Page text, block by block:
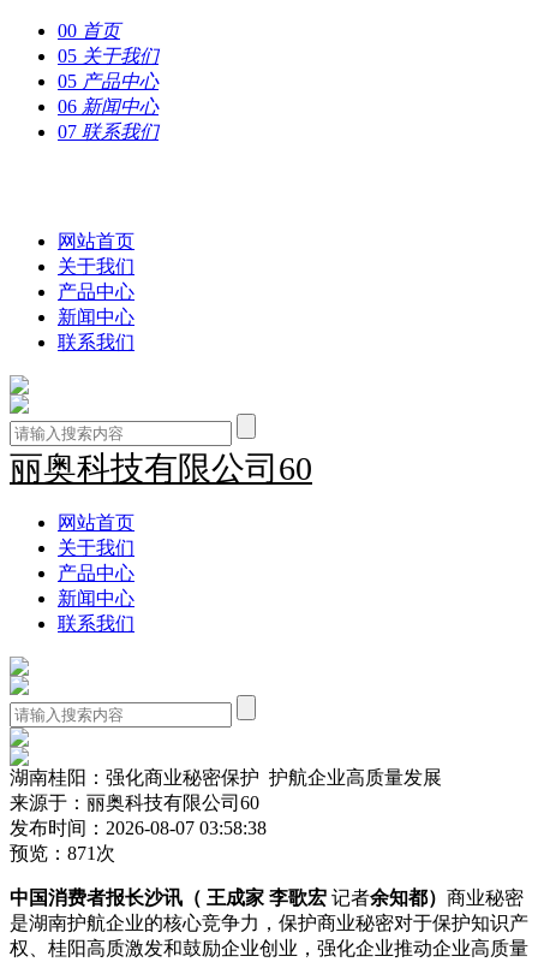
00 首页
05 关于我们
05 产品中心
06 新闻中心
07 联系我们
网站首页
关于我们
产品中心
新闻中心
联系我们
丽奥科技有限公司60
网站首页
关于我们
产品中心
新闻中心
联系我们
湖南桂阳：强化商业秘密保护 护航企业高质量发展
来源于：丽奥科技有限公司60
发布时间：2026-08-07 03:58:38
预览：871次
中国消费者报长沙讯（ 王成家 李歌宏 记者余知都） 商业秘密
是湖南护航企业的核心竞争力，保护商业秘密对于保护知识产
权、桂阳高质激发和鼓励企业创业，强化企业推动企业高质量